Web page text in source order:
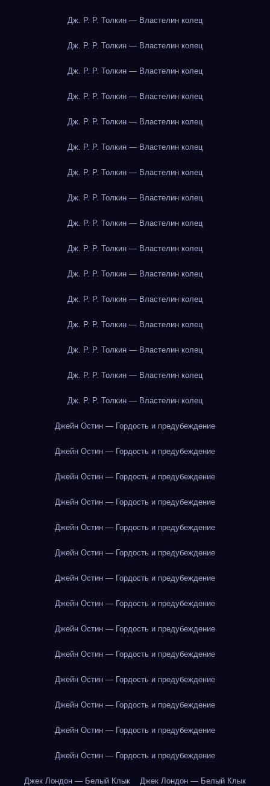
Дж. Р. Р. Толкин — Властелин колец
Дж. Р. Р. Толкин — Властелин колец
Дж. Р. Р. Толкин — Властелин колец
Дж. Р. Р. Толкин — Властелин колец
Дж. Р. Р. Толкин — Властелин колец
Дж. Р. Р. Толкин — Властелин колец
Дж. Р. Р. Толкин — Властелин колец
Дж. Р. Р. Толкин — Властелин колец
Дж. Р. Р. Толкин — Властелин колец
Дж. Р. Р. Толкин — Властелин колец
Дж. Р. Р. Толкин — Властелин колец
Дж. Р. Р. Толкин — Властелин колец
Дж. Р. Р. Толкин — Властелин колец
Дж. Р. Р. Толкин — Властелин колец
Дж. Р. Р. Толкин — Властелин колец
Дж. Р. Р. Толкин — Властелин колец
Джейн Остин — Гордость и предубеждение
Джейн Остин — Гордость и предубеждение
Джейн Остин — Гордость и предубеждение
Джейн Остин — Гордость и предубеждение
Джейн Остин — Гордость и предубеждение
Джейн Остин — Гордость и предубеждение
Джейн Остин — Гордость и предубеждение
Джейн Остин — Гордость и предубеждение
Джейн Остин — Гордость и предубеждение
Джейн Остин — Гордость и предубеждение
Джейн Остин — Гордость и предубеждение
Джейн Остин — Гордость и предубеждение
Джейн Остин — Гордость и предубеждение
Джейн Остин — Гордость и предубеждение
Джек Лондон — Белый Клык Джек Лондон — Белый Клык